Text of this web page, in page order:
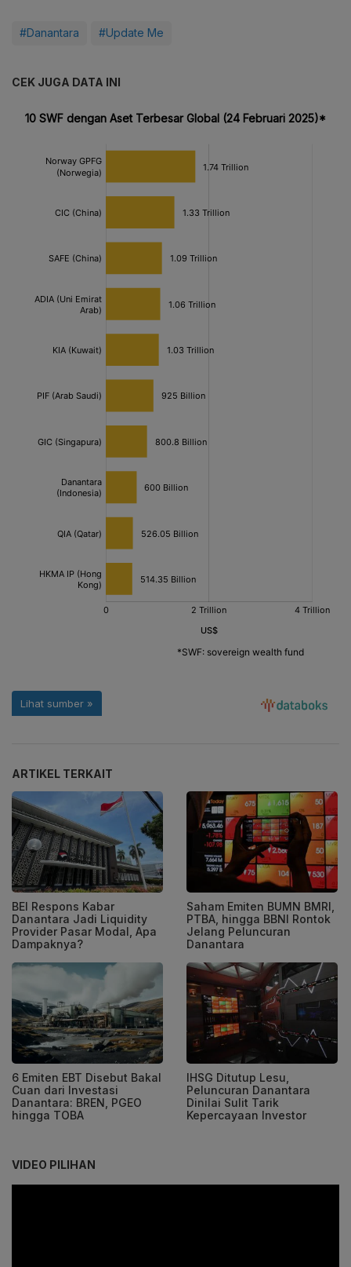
#Danantara #Update Me
CEK JUGA DATA INI
ARTIKEL TERKAIT
BEI Respons Kabar
Danantara Jadi Liquidity
Provider Pasar Modal, Apa
Dampaknya?
Saham Emiten BUMN BMRI,
PTBA, hingga BBNI Rontok
Jelang Peluncuran
Danantara
6 Emiten EBT Disebut Bakal
Cuan dari Investasi
Danantara: BREN, PGEO
hingga TOBA
IHSG Ditutup Lesu,
Peluncuran Danantara
Dinilai Sulit Tarik
Kepercayaan Investor
VIDEO PILIHAN